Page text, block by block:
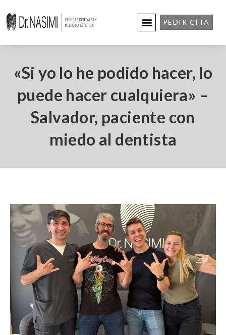
PEDIR CITA
«Si yo lo he podido hacer, lo
puede hacer cualquiera» –
Salvador, paciente con
miedo al dentista